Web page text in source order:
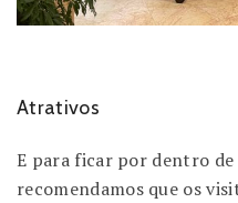
Atrativos
E para ficar por dentro
recomendamos que os